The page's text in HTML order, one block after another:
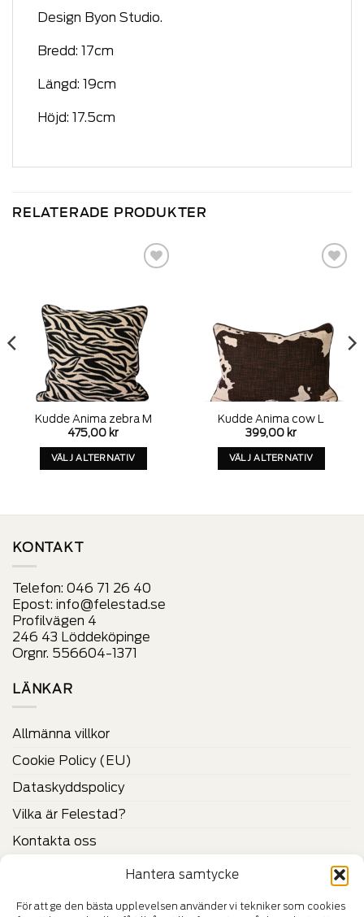
Hantera samtycke
För att ge den bästa upplevelsen använder vi tekniker som cookies
Design Byon Studio.
Bredd: 17cm
Längd: 19cm
Höjd: 17.5cm
RELATERADE PRODUKTER
Kudde Anima zebra M
475,00 kr
VÄLJ ALTERNATIV
på
produktens
sida
Kudde Anima cow L
399,00 kr
VÄLJ ALTERNATIV
KONTAKT
Telefon: 046 71 26 40
Epost: info@felestad.se
Profilvägen 4
246 43 Löddeköpinge
Orgnr. 556604-1371
LÄNKAR
Allmänna villkor
Cookie Policy (EU)
Dataskyddspolicy
Vilka är Felestad?
Kontakta oss
CERTIFIKAT & VERIFIERINGAR